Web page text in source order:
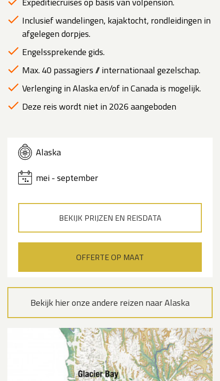
Inclusief wandelingen, kajaktocht, rondleidingen in
afgelegen dorpjes.
Engelssprekende gids.
Max. 40 passagiers // internationaal gezelschap.
Verlenging in Alaska en/of in Canada is mogelijk.
Deze reis wordt niet in 2026 aangeboden
Alaska
mei - september
BEKIJK PRIJZEN EN REISDATA
OFFERTE OP MAAT
Bekijk hier onze andere reizen naar Alaska